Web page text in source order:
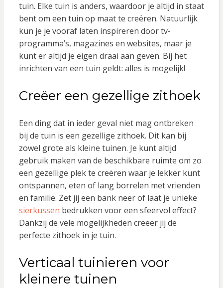
tuin. Elke tuin is anders, waardoor je altijd in staat
bent om een tuin op maat te creëren. Natuurlijk
kun je je vooraf laten inspireren door tv-
programma’s, magazines en websites, maar je
kunt er altijd je eigen draai aan geven. Bij het
inrichten van een tuin geldt: alles is mogelijk!
Creëer een gezellige zithoek
Een ding dat in ieder geval niet mag ontbreken
bij de tuin is een gezellige zithoek. Dit kan bij
zowel grote als kleine tuinen. Je kunt altijd
gebruik maken van de beschikbare ruimte om zo
een gezellige plek te creëren waar je lekker kunt
ontspannen, eten of lang borrelen met vrienden
en familie. Zet jij een bank neer of laat je unieke
sierkussen bedrukken voor een sfeervol effect?
Dankzij de vele mogelijkheden creëer jij de
perfecte zithoek in je tuin.
Verticaal tuinieren voor
kleinere tuinen